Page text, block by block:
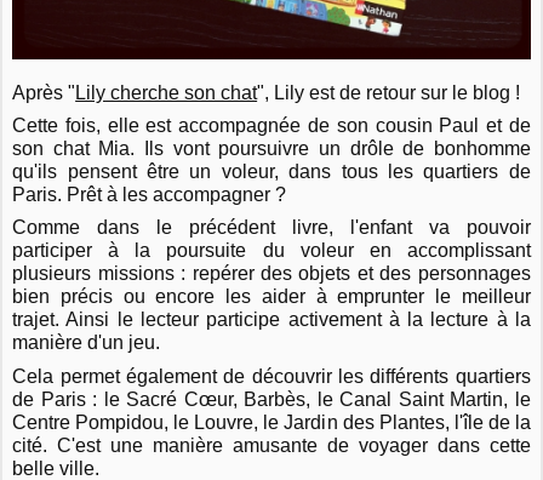
Après " Lily cherche son chat", Lily est de retour sur le blog !
Cette fois, elle est accompagnée de son cousin Paul et de
son chat Mia. Ils vont poursuivre un drôle de bonhomme
qu'ils pensent être un voleur, dans tous les quartiers de
Paris. Prêt à les accompagner ?
Comme dans le précédent livre, l'enfant va pouvoir
participer à la poursuite du voleur en accomplissant
plusieurs missions : repérer des objets et des personnages
bien précis ou encore les aider à emprunter le meilleur
trajet. Ainsi le lecteur participe activement à la lecture à la
manière d'un jeu.
Cela permet également de découvrir les différents quartiers
de Paris : le Sacré Cœur, Barbès, le Canal Saint Martin, le
Centre Pompidou, le Louvre, le Jardin des Plantes, l'île de la
cité. C'est une manière amusante de voyager dans cette
belle ville.